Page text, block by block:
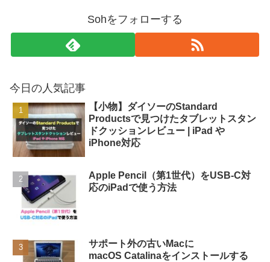
Sohをフォローする
今日の人気記事
【小物】ダイソーのStandard
Productsで見つけたタブレットスタン
ドクッションレビュー | iPad や
iPhone対応
Apple Pencil（第1世代）をUSB-C対
応のiPadで使う方法
サポート外の古いMacに
macOS Catalinaをインストールする